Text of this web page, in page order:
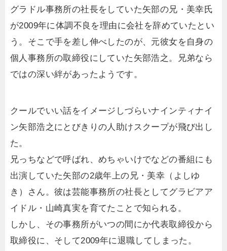
グラドル事務所の社長をしていた矢部の兄・美幸氏
が2009年に体調不良を理由に会社を辞めていたとい
う。そこで手を差し伸べしたのが、元彼女を自身の
個人事務所の取締役にしていた矢部浩之。兄弟なら
ではの深い絆があったようです。
クールでいい話をイメージしづらいナインティナイ
ン矢部浩之にとびきりの人助けスクープが飛び出し
た。
兄っちなどで呼ばれ、めちゃいけでなどの番組にも
出演していた矢部の2歳年上の兄・美幸（よしゆ
き）さん。彼は芸能事務所の社長としてグラビアア
イドル・山崎真実を育てたことで知られる。
しかし、その事務所がいつの間にか代表取締役から
取締役に、そして2009年に退職してしまった。